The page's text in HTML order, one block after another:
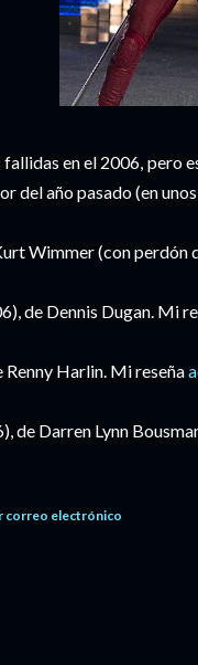
en el 2006, pero
del año pasado (en
Wimmer (con perdón
de Dennis Dugan. Mi
Harlin. Mi reseña
de Darren Lynn
correo electrónico